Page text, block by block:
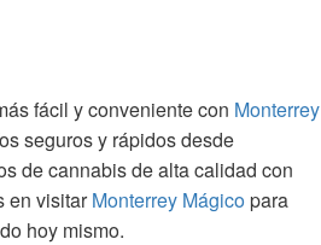
fácil y conveniente con Monterrey
seguros y rápidos desde
de cannabis de alta calidad con
en visitarMonterrey Mágicopara
hoy mismo.